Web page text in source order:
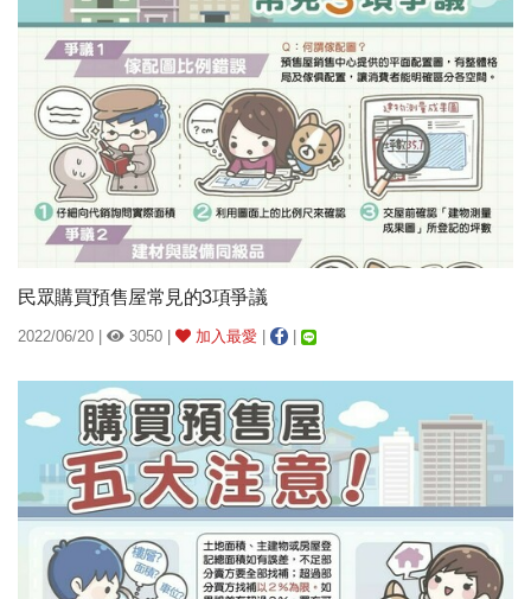
民眾購買預售屋常見的3項爭議
2022/06/20 | 3050 | 加入最愛